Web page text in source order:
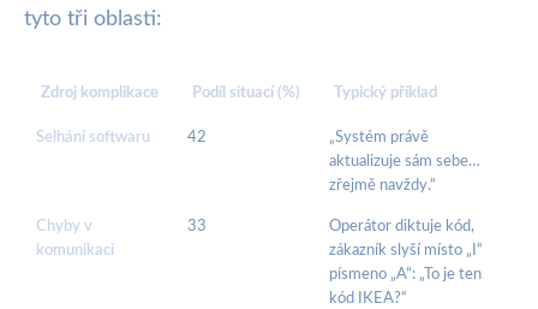
tyto tři oblasti:
Zdroj komplikace Podíl situací (%) Typický příklad
Selhání softwaru 42
„Systém právě
aktualizuje sám sebe…
zřejmě navždy.“
Chyby v
komunikaci
33
Operátor diktuje kód,
zákazník slyší místo „I“
písmeno „A“: „To je ten
kód IKEA?“